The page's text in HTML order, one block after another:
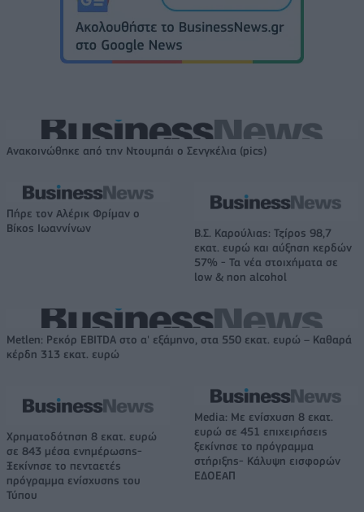
Ανακοινώθηκε από την Ντουμπάι ο Σενγκέλια (pics)
Πήρε τον Αλέρικ Φρίμαν ο
Βίκος Ιωαννίνων
Β.Σ. Καρούλιας: Τζίρος 98,7
εκατ. ευρώ και αύξηση κερδών
57% - Τα νέα στοιχήματα σε
low & non alcohol
Metlen: Ρεκόρ EBITDA στο α' εξάμηνο, στα 550 εκατ. ευρώ – Καθαρά
κέρδη 313 εκατ. ευρώ
Χρηματοδότηση 8 εκατ. ευρώ
σε 843 μέσα ενημέρωσης-
Ξεκίνησε το πενταετές
πρόγραμμα ενίσχυσης του
Τύπου
Media: Με ενίσχυση 8 εκατ.
ευρώ σε 451 επιχειρήσεις
ξεκίνησε το πρόγραμμα
στήριξης- Κάλυψη εισφορών
ΕΔΟΕΑΠ